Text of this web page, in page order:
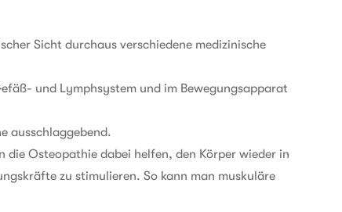
Sicht durchaus verschiedene medizinische
und Lymphsystem und im Bewegungsapparat
ausschlaggebend.
die Osteopathie dabei helfen, den Körper wieder in
zu stimulieren. So kann man muskuläre